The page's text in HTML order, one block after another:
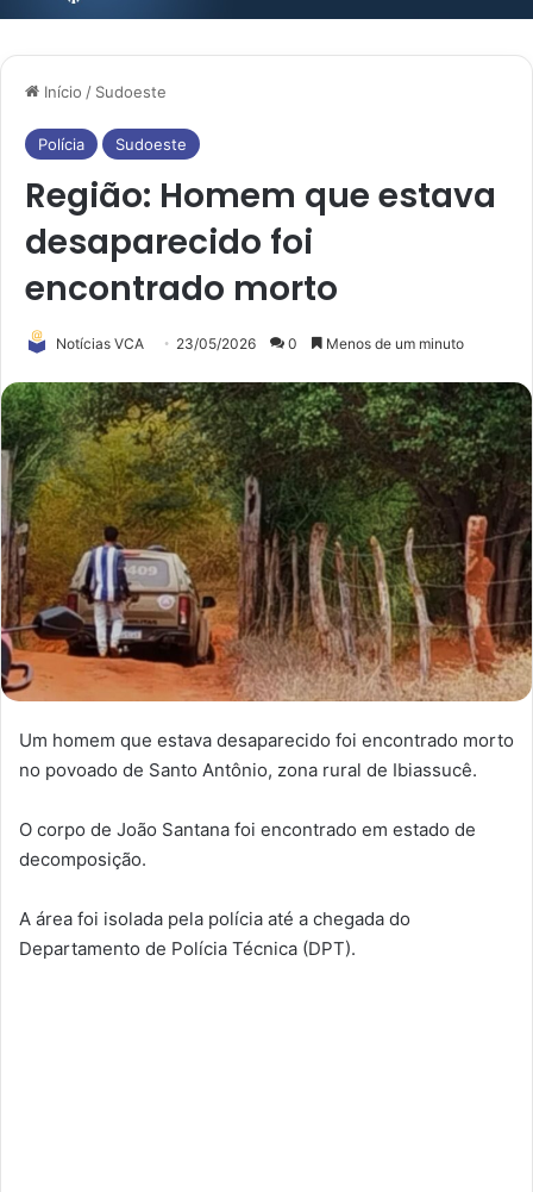
Início / Sudoeste
Polícia Sudoeste
Região: Homem que estava
desaparecido foi
encontrado morto
Notícias VCA 23/05/2026 0 Menos de um minuto
Um homem que estava desaparecido foi encontrado morto
no povoado de Santo Antônio, zona rural de Ibiassucê.
O corpo de João Santana foi encontrado em estado de
decomposição.
A área foi isolada pela polícia até a chegada do
Departamento de Polícia Técnica (DPT).